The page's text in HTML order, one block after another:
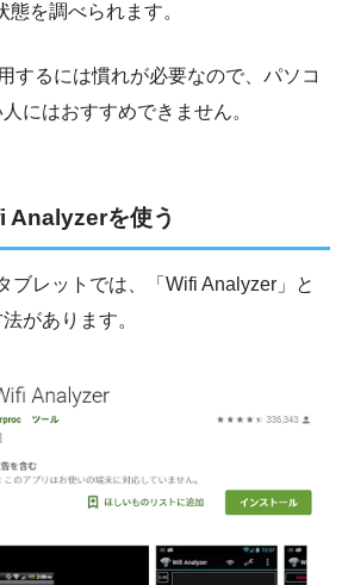
を調べられます。
するには慣れが必要なので、パソコ
にはおすすめできません。
を使う
ブレットでは、「Wifi Analyzer」と
があります。